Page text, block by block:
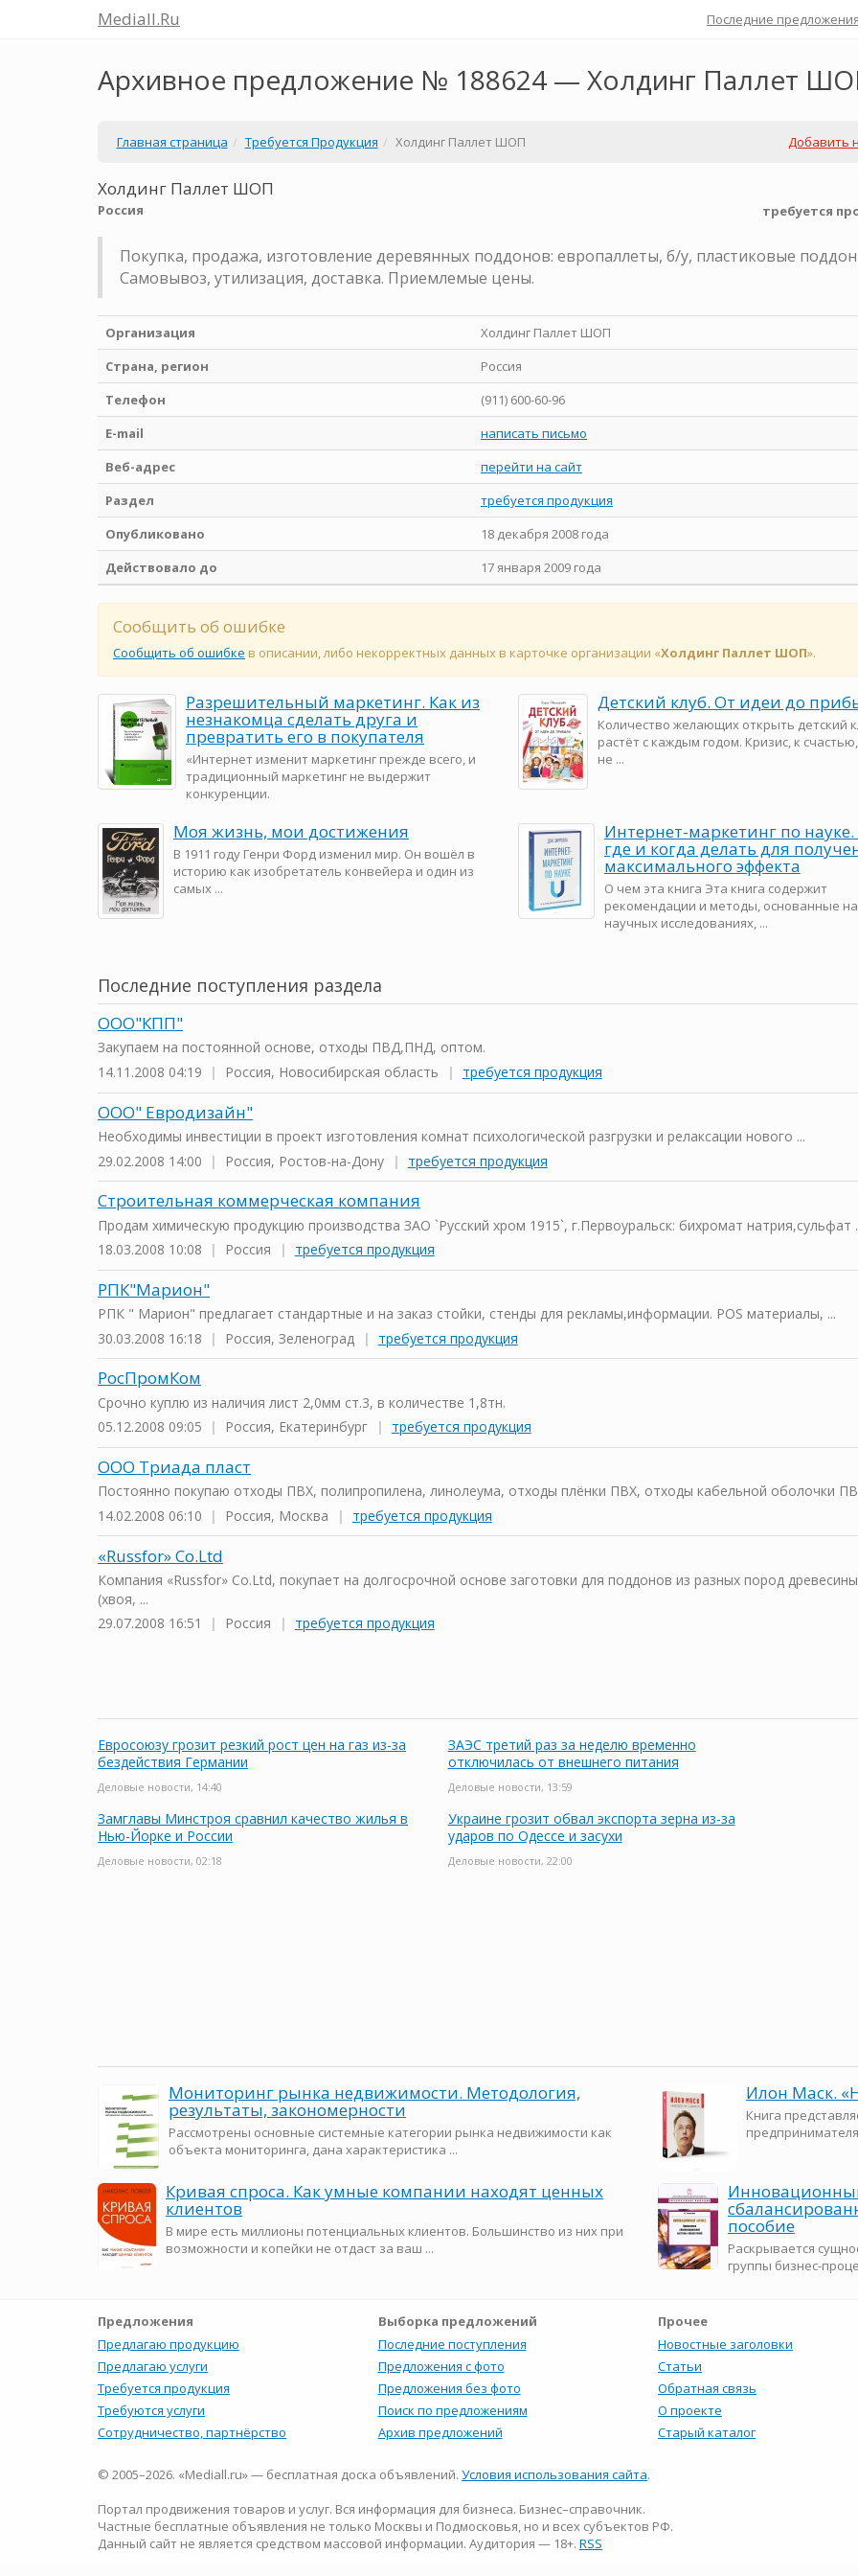
Mediall.Ru Последние
Архивное предложение № 188624 — Холдинг Паллет
Добавить
Главная страница Требуется Продукция Холдинг Паллет ШОП
Холдинг Паллет ШОП
требуется
Россия
Покупка, продажа, изготовление деревянных поддонов: европаллеты, б/у, пластиковые
Самовывоз, утилизация, доставка. Приемлемые цены.
Организация
Холдинг Паллет ШОП
Страна, регион
Россия
Телефон
(911) 600-60-96
E-mail
написать письмо
Веб-адрес
перейти на сайт
Раздел
требуется продукция
Опубликовано
18 декабря 2008 года
Действовало до
17 января 2009 года
Сообщить об ошибке
Сообщить об ошибке в описании, либо некорректных данных в карточке организации «Холдинг Паллет ШОП».
Разрешительный маркетинг. Как из
незнакомца сделать друга и
превратить его в покупателя
«Интернет изменит маркетинг прежде всего, и
традиционный маркетинг не выдержит
конкуренции.
Детский клуб. От идеи до
Количество желающих открыть детский
растёт с каждым годом. Кризис, к
не ...
Моя жизнь, мои достижения
В 1911 году Генри Форд изменил мир. Он вошёл в
историю как изобретатель конвейера и один из
самых ...
Интернет-маркетинг по науке.
где и когда делать для
максимального эффекта
О чем эта книга Эта книга содержит
рекомендации и методы, основанные на
научных исследованиях, ...
Последние поступления раздела
ООО"КПП"
Закупаем на постоянной основе, отходы ПВД,ПНД, оптом.
14.11.2008 04:19
| Россия, Новосибирская область | требуется продукция
ООО" Евродизайн"
Необходимы инвестиции в проект изготовления комнат психологической разгрузки и релаксации нового ...
29.02.2008 14:00
| Россия, Ростов-на-Дону | требуется продукция
Строительная коммерческая компания
Продам химическую продукцию производства ЗАО `Русский хром 1915`, г.Первоуральск: бихромат натрия,сульфат
18.03.2008 10:08
| Россия | требуется продукция
РПК"Марион"
РПК " Марион" предлагает стандартные и на заказ стойки, стенды для рекламы,информации. POS материалы, ...
30.03.2008 16:18
| Россия, Зеленоград | требуется продукция
РосПромКом
Срочно куплю из наличия лист 2,0мм ст.3, в количестве 1,8тн.
05.12.2008 09:05
| Россия, Екатеринбург | требуется продукция
ООО Триада пласт
Постоянно покупаю отходы ПВХ, полипропилена, линолеума, отходы плёнки ПВХ, отходы кабельной оболочки
14.02.2008 06:10
| Россия, Москва | требуется продукция
«Russfor» Co.Ltd
Компания «Russfor» Co.Ltd, покупает на долгосрочной основе заготовки для поддонов из разных пород древесины
(хвоя, ...
29.07.2008 16:51
| Россия | требуется продукция
Евросоюзу грозит резкий рост цен на газ из-за
бездействия Германии
Деловые новости, 14:40
ЗАЭС третий раз за неделю временно
отключилась от внешнего питания
Деловые новости, 13:59
Замглавы Минстроя сравнил качество жилья в
Нью-Йорке и России
Деловые новости, 02:18
Украине грозит обвал экспорта зерна из-за
ударов по Одессе и засухи
Деловые новости, 22:00
Мониторинг рынка недвижимости. Методология,
результаты, закономерности
Рассмотрены основные системные категории рынка недвижимости как
объекта мониторинга, дана характеристика ...
Илон Маск.
Книга
Кривая спроса. Как умные компании находят ценных
клиентов
В мире есть миллионы потенциальных клиентов. Большинство из них при
возможности и копейки не отдаст за ваш ...
пособие
Раскрывается
группы бизнес-
Предложения
Предлагаю продукцию
Предлагаю услуги
Требуется продукция
Требуются услуги
Сотрудничество, партнёрство
Выборка предложений
Последние поступления
Предложения с фото
Предложения без фото
Поиск по предложениям
Архив предложений
Прочее
Новостные заголовки
Статьи
Обратная связь
О проекте
Старый каталог
© 2005–2026. «Mediall.ru» — бесплатная доска объявлений. Условия использования сайта.
Портал продвижения товаров и услуг. Вся информация для бизнеса. Бизнес–справочник.
Частные бесплатные объявления не только Москвы и Подмосковья, но и всех субъектов РФ.
Данный сайт не является средством массовой информации. Аудитория — 18+. RSS